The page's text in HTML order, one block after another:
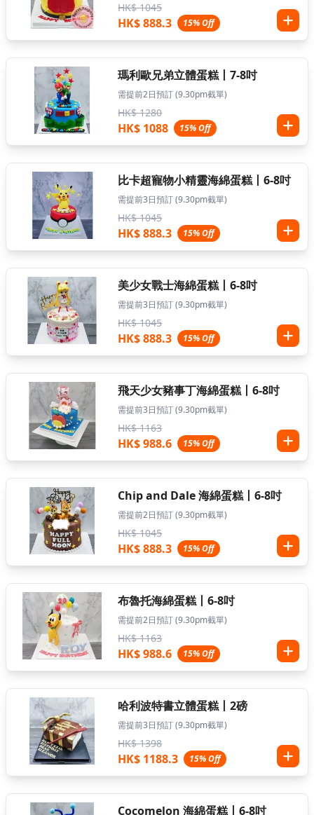
HK$ 1045
HK$ 888.3 15% Off
瑪利歐兄弟立體蛋糕丨7-8吋
需提前2日預訂 (9.30pm截單)
HK$ 1280
HK$ 1088 15% Off
比卡超寵物小精靈海綿蛋糕丨6-8吋
需提前3日預訂 (9.30pm截單)
HK$ 1045
HK$ 888.3 15% Off
美少女戰士海綿蛋糕丨6-8吋
需提前3日預訂 (9.30pm截單)
HK$ 1045
HK$ 888.3 15% Off
飛天少女豬事丁海綿蛋糕丨6-8吋
需提前3日預訂 (9.30pm截單)
HK$ 1163
HK$ 988.6 15% Off
Chip and Dale 海綿蛋糕丨6-8吋
需提前2日預訂 (9.30pm截單)
HK$ 1045
HK$ 888.3 15% Off
布魯托海綿蛋糕丨6-8吋
需提前2日預訂 (9.30pm截單)
HK$ 1163
HK$ 988.6 15% Off
哈利波特書立體蛋糕丨2磅
需提前3日預訂 (9.30pm截單)
HK$ 1398
HK$ 1188.3 15% Off
Cocomelon 海綿蛋糕丨6-8吋